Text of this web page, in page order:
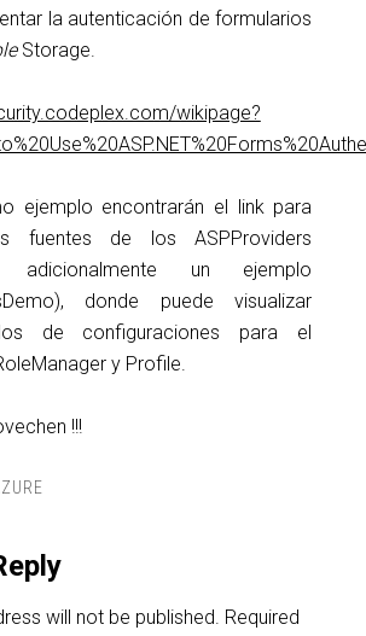
la autenticación de formularios
Storage.
wikipage?
ejemplo encontrarán el link para
fuentes de los ASPProviders
un ejemplo
donde puede visualizar
de configuraciones para el
y Profile.
!!!
will not be published. Required